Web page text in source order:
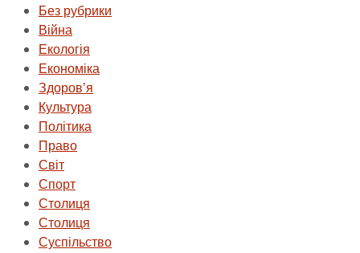
Без рубрики
Війна
Екологія
Економіка
Здоровʼя
Культура
Політика
Право
Світ
Спорт
Столиця
Столиця
Суспільство